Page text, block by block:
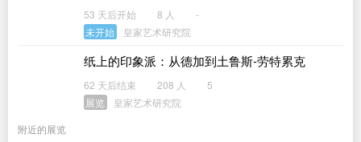
53 天后开始 8 人
-
未开始
皇家艺术研究院
纸上的印象派：从德加到土鲁斯-劳特累克
62 天后结束 208 人
5
展览
皇家艺术研究院
附近的展览